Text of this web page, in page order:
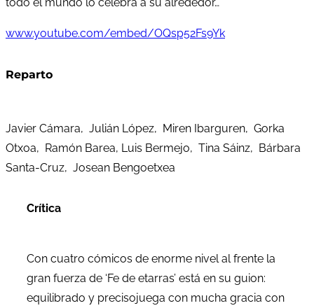
www.youtube.com/embed/OQsp52Fs9Yk
Reparto
Javier Cámara, Julián López, Miren Ibarguren, Gorka
Otxoa, Ramón Barea, Luis Bermejo, Tina Sáinz, Bárbara
Santa-Cruz, Josean Bengoetxea
Crítica
Con cuatro cómicos de enorme nivel al frente la
gran fuerza de ‘Fe de etarras’ está en su guion:
equilibrado y precisojuega con mucha gracia con